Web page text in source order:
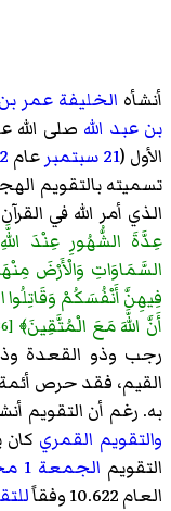
أنشأه الخليفة عمر
بن عبد الله صلى
الأول (21 سبتمبر عام
تسميته بالتقويم
الذي أمر الله في القرآن باتباعه
عِدَّةَ الشُّهُورِ عِنْدَ
السَّمَاوَاتِ وَالْأَرْضَ
فِيهِنَّ أَنْفُسَكُمْ وَقَاتِلُوا
أَنَّ اللَّهَ مَعَ الْمُتَّقِينَ﴾ [
رجب وذو القعدة
القيم، فقد حرص أئمة
به. رغم أن التقويم
والتقويم القمري
التقویم الجمعة 1 محرم
العام 10.622 وفقاً